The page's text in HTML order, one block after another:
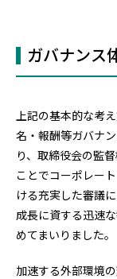
ガバナンス
上記の基本的な考
名・報酬等ガバナ
り、取締役会の監
ことでコーポレー
ける充実した審議
成長に資する迅速
めてまいりました。
加速する外部環境